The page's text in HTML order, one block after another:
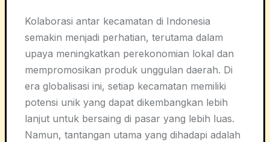
Kolaborasi antar kecamatan di Indonesia
semakin menjadi perhatian, terutama dalam
upaya meningkatkan perekonomian lokal dan
mempromosikan produk unggulan daerah. Di
era globalisasi ini, setiap kecamatan memiliki
potensi unik yang dapat dikembangkan lebih
lanjut untuk bersaing di pasar yang lebih luas.
Namun, tantangan utama yang dihadapi adalah